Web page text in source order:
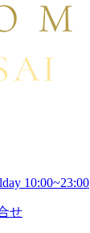
10:00~23:00
せ